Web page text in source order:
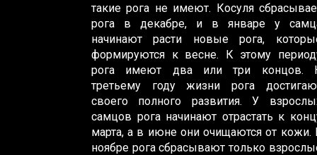
такие рога не имеют. Косуля
рога в декабре, и в январе у
начинают расти новые рога,
формируются к весне. К этому
рога имеют два или три концов.
третьему году жизни рога
своего полного развития. У
самцов рога начинают отрастать к
марта, а в июне они очищаются от кожи.
ноябре рога сбрасывают только